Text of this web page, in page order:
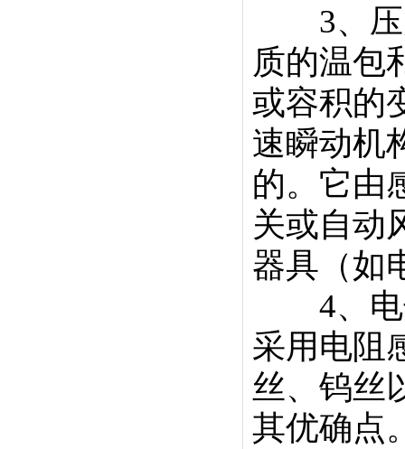
3、压
质的温包
或容积的
速瞬动机
的。它由
关或自动
器具（如
4、电
采用电阻
丝、钨丝
其优确点